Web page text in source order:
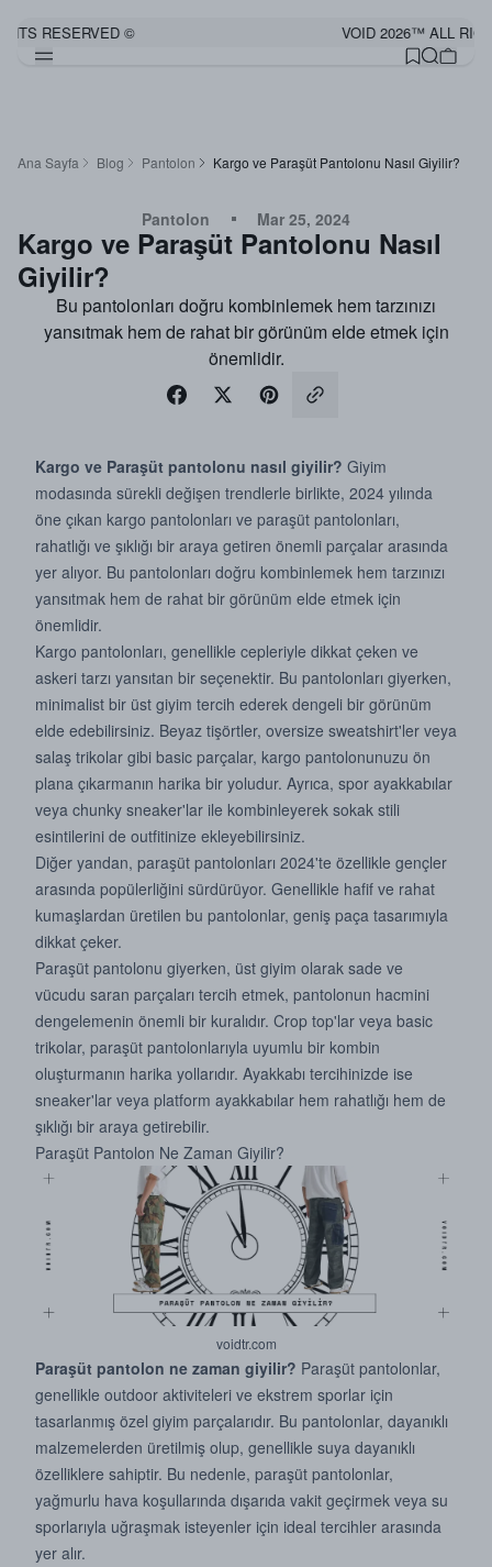
RESERVED © VOID 2026™ ALL
Ana Sayfa Blog Pantolon Kargo ve Paraşüt Pantolonu Nasıl Giyilir?
Pantolon Mar 25, 2024
Kargo ve Paraşüt Pantolonu Nasıl
Giyilir?
Bu pantolonları doğru kombinlemek hem tarzınızı
yansıtmak hem de rahat bir görünüm elde etmek için
önemlidir.
Kargo ve Paraşüt pantolonu nasıl giyilir? Giyim
modasında sürekli değişen trendlerle birlikte, 2024 yılında
öne çıkan kargo pantolonları ve paraşüt pantolonları,
rahatlığı ve şıklığı bir araya getiren önemli parçalar arasında
yer alıyor. Bu pantolonları doğru kombinlemek hem tarzınızı
yansıtmak hem de rahat bir görünüm elde etmek için
önemlidir.
Kargo pantolonları, genellikle cepleriyle dikkat çeken ve
askeri tarzı yansıtan bir seçenektir. Bu pantolonları giyerken,
minimalist bir üst giyim tercih ederek dengeli bir görünüm
elde edebilirsiniz. Beyaz tişörtler, oversize sweatshirt'ler veya
salaş trikolar gibi basic parçalar, kargo pantolonunuzu ön
plana çıkarmanın harika bir yoludur. Ayrıca, spor ayakkabılar
veya chunky sneaker'lar ile kombinleyerek sokak stili
esintilerini de outfitinize ekleyebilirsiniz.
Diğer yandan, paraşüt pantolonları 2024'te özellikle gençler
arasında popülerliğini sürdürüyor. Genellikle hafif ve rahat
kumaşlardan üretilen bu pantolonlar, geniş paça tasarımıyla
dikkat çeker.
Paraşüt pantolonu giyerken, üst giyim olarak sade ve
vücudu saran parçaları tercih etmek, pantolonun hacmini
dengelemenin önemli bir kuralıdır. Crop top'lar veya basic
trikolar, paraşüt pantolonlarıyla uyumlu bir kombin
oluşturmanın harika yollarıdır. Ayakkabı tercihinizde ise
sneaker'lar veya platform ayakkabılar hem rahatlığı hem de
şıklığı bir araya getirebilir.
Paraşüt Pantolon Ne Zaman Giyilir?
voidtr.com
Paraşüt pantolon ne zaman giyilir? Paraşüt pantolonlar,
genellikle outdoor aktiviteleri ve ekstrem sporlar için
tasarlanmış özel giyim parçalarıdır. Bu pantolonlar, dayanıklı
malzemelerden üretilmiş olup, genellikle suya dayanıklı
özelliklere sahiptir. Bu nedenle, paraşüt pantolonlar,
yağmurlu hava koşullarında dışarıda vakit geçirmek veya su
sporlarıyla uğraşmak isteyenler için ideal tercihler arasında
yer alır.